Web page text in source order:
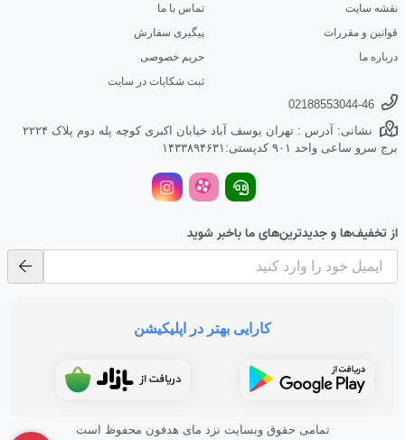
نقشه سایت
قوانین و مقررات
درباره ما
تماس با ما
پیگیری سفارش
حریم خصوصی
ثبت شکایات در سایت
02188553044-46
نشانی: آدرس : تهران یوسف آباد خیابان اکبری کوچه پله دوم پلاک ۲۲۲۴
برج سرو ساعی واحد ۹۰۱ کدپستی:۱۴۳۳۸۹۴۶۳۱
از تخفیف‌ها و جدیدترین‌های ما باخبر شوید
کارایی بهتر در اپلیکیشن
تمامی حقوق وبسایت نزد مای هدفون محفوظ است